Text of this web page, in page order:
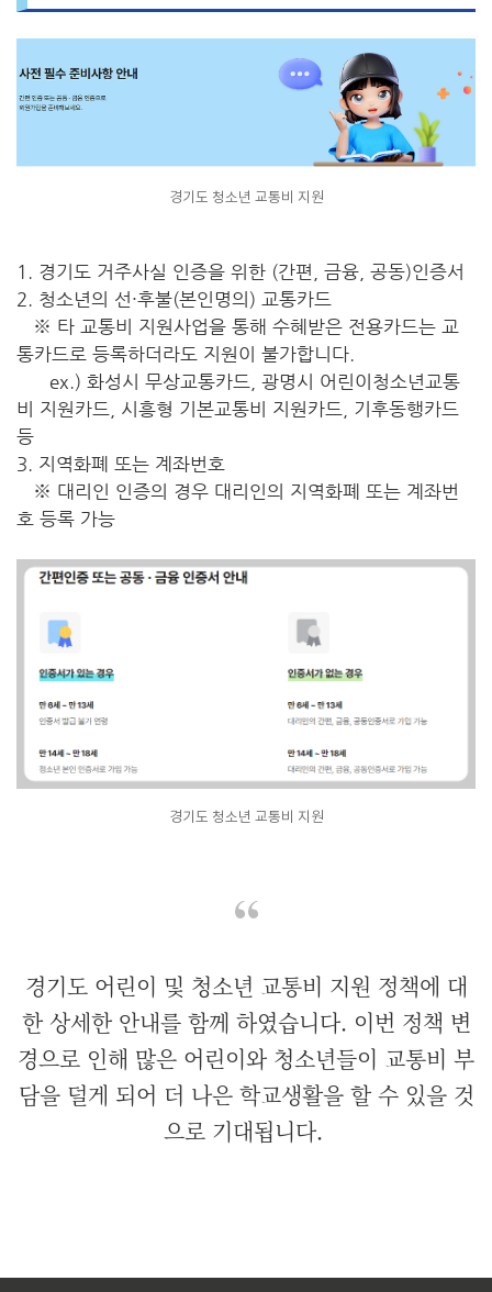
경기도 청소년 교통비 지원
1. 경기도 거주사실 인증을 위한 (간편, 금융, 공동)인증서
2. 청소년의 선·후불(본인명의) 교통카드
※ 타 교통비 지원사업을 통해 수혜받은 전용카드는 교
통카드로 등록하더라도 지원이 불가합니다.
ex.) 화성시 무상교통카드, 광명시 어린이청소년교통
비 지원카드, 시흥형 기본교통비 지원카드, 기후동행카드
등
3. 지역화폐 또는 계좌번호
※ 대리인 인증의 경우 대리인의 지역화폐 또는 계좌번
호 등록 가능
경기도 청소년 교통비 지원
경기도 어린이 및 청소년 교통비 지원 정책에 대
한 상세한 안내를 함께 하였습니다. 이번 정책 변
경으로 인해 많은 어린이와 청소년들이 교통비 부
담을 덜게 되어 더 나은 학교생활을 할 수 있을 것
으로 기대됩니다.